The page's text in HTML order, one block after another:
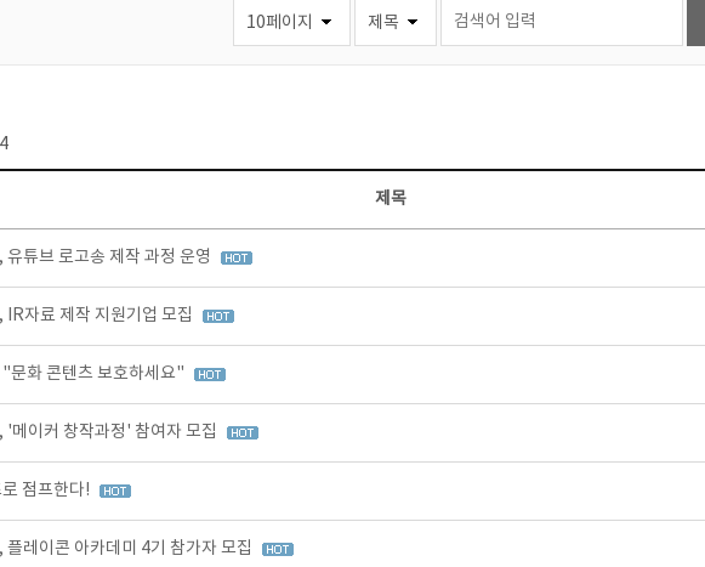
제목
튜브 로고송 제작 과정 운영
자료 제작 지원기업 모집
문화 콘텐츠 보호하세요"
'메이커 창작과정' 참여자 모집
점프한다!
레이콘 아카데미 4기 참가자 모집